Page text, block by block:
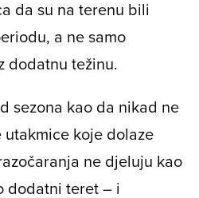
da su na terenu bili
a ne samo
dodatnu težinu.
sezona kao da nikad ne
koje dolaze
ne djeluju kao
dodatni teret – i